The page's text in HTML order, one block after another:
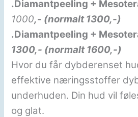
.Diamantpeeling +
1000,- (normalt 1300,-)
.Diamantpeeling +
1300,- (normalt 1600,-)
Hvor du får dybderenset
effektive næringsstoffer
underhuden. Din hud vil
og glat.